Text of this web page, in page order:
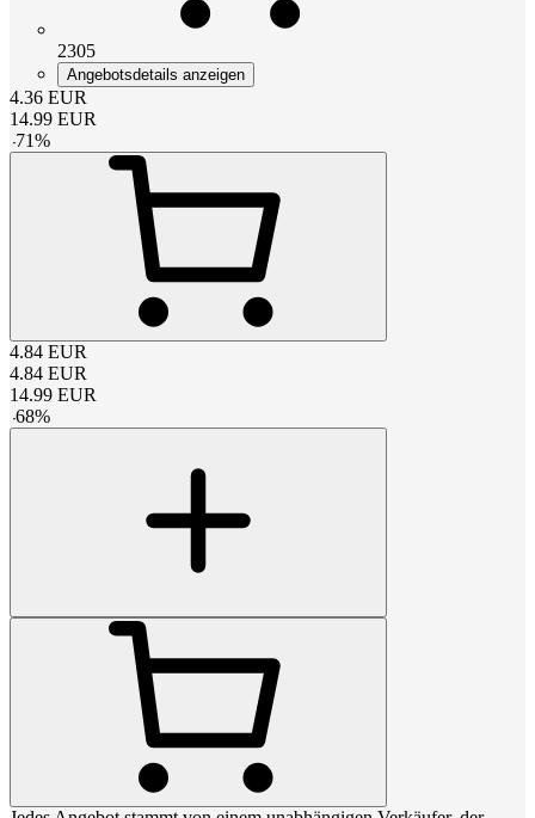
2305
Angebotsdetails anzeigen
4.36 EUR
14.99 EUR
-71%
4.84 EUR
4.84 EUR
14.99 EUR
-68%